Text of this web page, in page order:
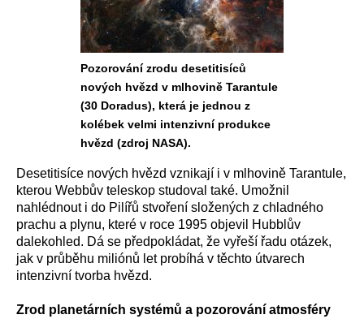
Pozorování zrodu desetitisíců
nových hvězd v mlhovině Tarantule
(30 Doradus), která je jednou z
kolébek velmi intenzivní produkce
hvězd (zdroj NASA).
Desetitisíce nových hvězd vznikají i v mlhovině Tarantule,
kterou Webbův teleskop studoval také. Umožnil
nahlédnout i do Pilířů stvoření složených z chladného
prachu a plynu, které v roce 1995 objevil Hubblův
dalekohled. Dá se předpokládat, že vyřeší řadu otázek,
jak v průběhu miliónů let probíhá v těchto útvarech
intenzivní tvorba hvězd.
Zrod planetárních systémů a pozorování atmosféry